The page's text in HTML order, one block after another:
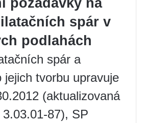
požadavky na
spár v
podlahách
spár a
jejich tvorbu upravuje
(aktualizovaná
87), SP